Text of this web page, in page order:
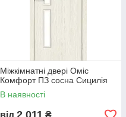
Міжкімнатні двері Оміс
Комфорт ПЗ сосна Сицилія
В наявності
від 2 011 ₴